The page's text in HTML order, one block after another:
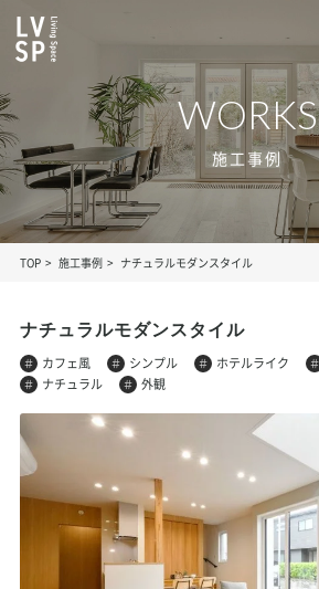
WORKS
施工事例
TOP 施工事例 ナチュラルモダンスタイル
ナチュラルモダンスタイル
カフェ風
シンプル ホテルライク
ナチュラル
外観